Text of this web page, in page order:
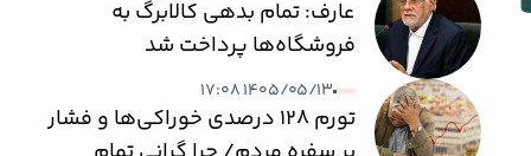
عارف: تمام بدهی کالابرگ به
فروشگاه‌ها پرداخت شد
۱۴۰۵/۰۵/۱۳ ۱۷:۰۸
تورم ۱۲۸ درصدی خوراکی‌ها و فشار